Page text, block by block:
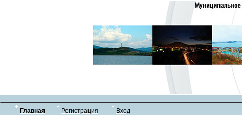
Главная Регистрация Вход